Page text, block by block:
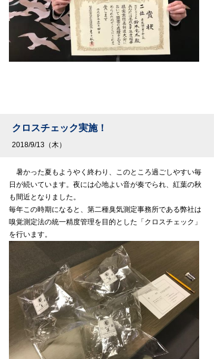
クロスチェック実施！
2018/9/13（木）
暑かった夏もようやく終わり、このところ過ごしやすい毎
日が続いています。夜には心地よい音が奏でられ、紅葉の秋
も間近となりました。
毎年この時期になると、第二種臭気測定事務所である弊社は
嗅覚測定法の統一精度管理を目的とした「クロスチェック」
を行います。